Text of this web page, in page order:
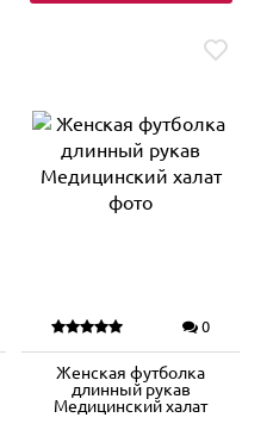
0
Женская футболка
длинный рукав
Медицинский халат